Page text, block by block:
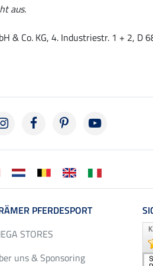
aus.
& Co. KG, 4. Industriestr. 1 + 2, D
PFERDESPORT
STORES
uns & Sponsoring